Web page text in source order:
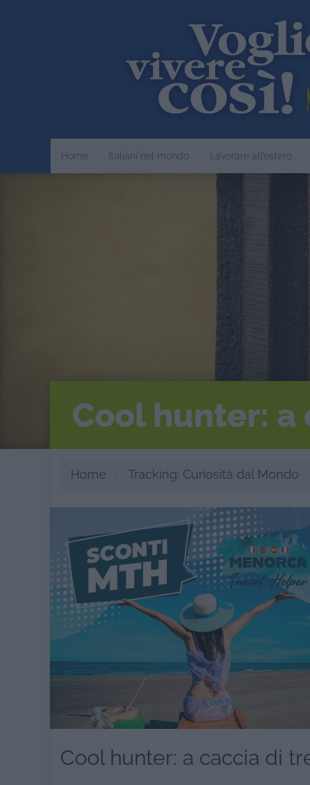
Home Italiani nel mondo Lavorare all’estero
Cool hunter: a
Home Tracking: Curiosità dal Mondo
Cool hunter: a caccia di